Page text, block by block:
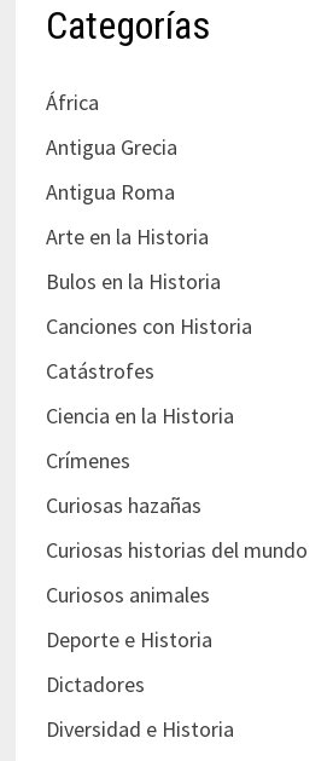
Categorías
África
Antigua Grecia
Antigua Roma
Arte en la Historia
Bulos en la Historia
Canciones con Historia
Catástrofes
Ciencia en la Historia
Crímenes
Curiosas hazañas
Curiosas historias del mundo
Curiosos animales
Deporte e Historia
Dictadores
Diversidad e Historia